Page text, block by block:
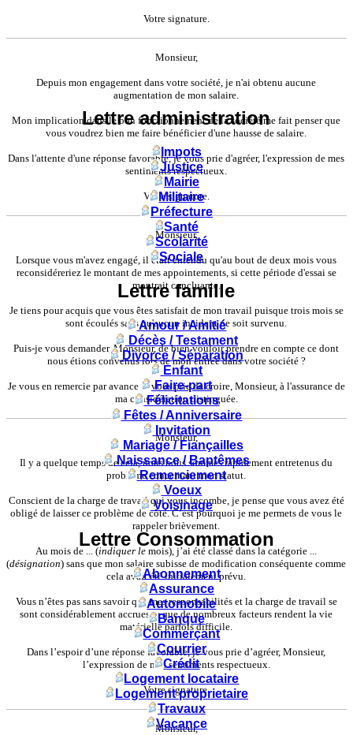
Votre signature.
Monsieur,
Depuis mon engagement dans votre société, je n'ai obtenu aucune
augmentation de mon salaire.
Mon implication dans le bon fonctionnement de la société me fait penser que
vous voudrez bien me faire bénéficier d'une hausse de salaire.
Dans l'attente d'une réponse favorable, je vous prie d'agréer, l'expression de mes
sentiments respectueux.
Votre signature.
Monsieur,
Lorsque vous m'avez engagé, il était entendu qu'au bout de deux mois vous
reconsidéreriez le montant de mes appointements, si cette période d'essai se
montrait concluante.
Je tiens pour acquis que vous êtes satisfait de mon travail puisque trois mois se
sont écoulés sans qu'aucun incident ne soit survenu.
Puis-je vous demander, Monsieur, de bien vouloir prendre en compte ce dont
nous étions convenus lors de mon entrée dans votre société ?
Je vous en remercie par avance et vous prie de croire, Monsieur, à l'assurance de
ma considération distinguée.
Monsieur,
Il y a quelque temps de cela, nous nous sommes rapidement entretenus du
problème concernant mon statut.
Conscient de la charge de travail qui vous incombe, je pense que vous avez été
obligé de laisser ce problème de côté. C’est pourquoi je me permets de vous le
rappeler brièvement.
Au mois de ... (indiquer lemois), j’ai été classé dans la catégorie ...
(désignation) sans que mon salaire subisse de modification conséquente comme
cela avait été initialement prévu.
Vous n’êtes pas sans savoir que mes responsabilités et la charge de travail se
sont considérablement accrues et que de nombreux facteurs rendent la vie
matérielle parfois difficile.
Dans l’espoir d’une réponse favorable, je vous prie d’agréer, Monsieur,
l’expression de mes sentiments respectueux.
Votre signature.
Monsieur,
Lettre administration
Impots
Justice
Mairie
Militaire
Préfecture
Santé
Scolarité
Sociale
Lettre famille
Amour / Amitié
Décès / Testament
Divorce / Séparation
Enfant
Faire-part
Félicitations
Fêtes / Anniversaire
Invitation
Mariage / Fiançailles
Naissance / Baptêmes
Remerciement
Voeux
Voisinage
Lettre Consommation
Abonnement
Assurance
Automobile
Banque
Commerçant
Courrier
Crédit
Logement locataire
Logement proprietaire
Travaux
Vacance